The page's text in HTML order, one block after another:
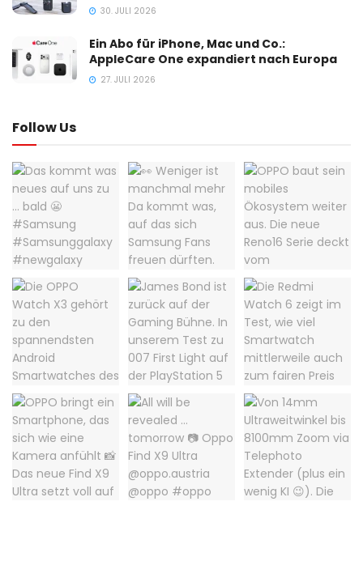
30. JULI 2026
Ein Abo für iPhone, Mac und Co.:
AppleCare One expandiert nach Europa
27. JULI 2026
Follow Us